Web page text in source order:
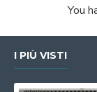
You
I PIÙ VISTI